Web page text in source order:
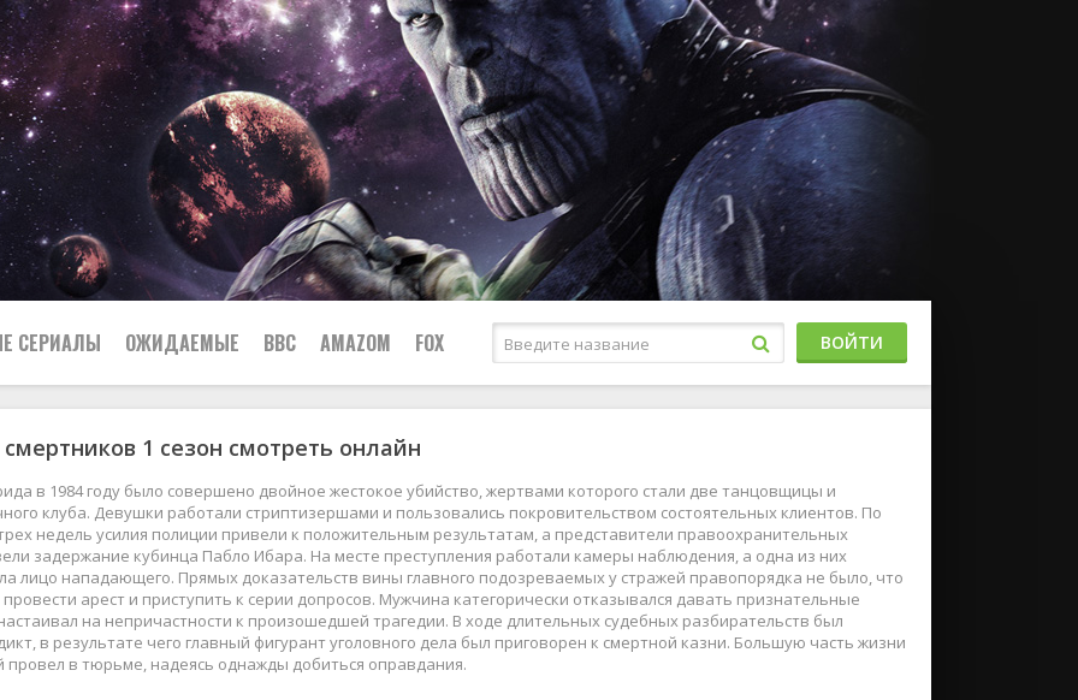
СЕРИАЛЫ
Боевики
Приключения
Детективы
Драмы
Исторические
Криминальные
Ужасы
Документальные
Военные
Семейные
Спортивные
Вестерны
Фэнтези
Netflix
ОЖИДАЕМЫЕ BBC AMAZOM FOX ВОЙТИ
1 сезон смотреть онлайн
в 1984 году было совершено двойное жестокое убийство, жертвами которого стали две танцовщицы и
клуба. Девушки работали стриптизершами и пользовались покровительством состоятельных клиентов. По
недель усилия полиции привели к положительным результатам, а представители правоохранительных
задержание кубинца Пабло Ибара. На месте преступления работали камеры наблюдения, а одна из них
лицо нападающего. Прямых доказательств вины главного подозреваемых у стражей правопорядка не было, что
арест и приступить к серии допросов. Мужчина категорически отказывался давать признательные
на непричастности к произошедшей трагедии. В ходе длительных судебных разбирательств был
в результате чего главный фигурант уголовного дела был приговорен к смертной казни. Большую часть жизни
в тюрьме, надеясь однажды добиться оправдания.